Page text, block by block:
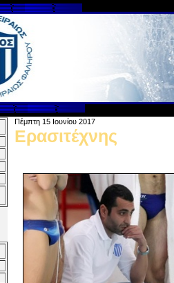
Πέμπτη 15 Ιουνίου2017
Ερασιτέχνης